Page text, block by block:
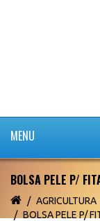
MENU
BOLSA PELE P/
AGRICULTURA
BOLSA PELE P/